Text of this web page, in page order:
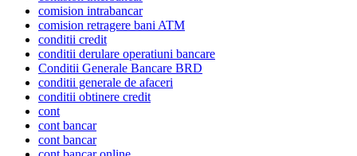
comision intrabancar
comision retragere bani ATM
conditii credit
conditii derulare operatiuni bancare
Conditii Generale Bancare BRD
conditii generale de afaceri
conditii obtinere credit
cont
cont bancar
cont bancar